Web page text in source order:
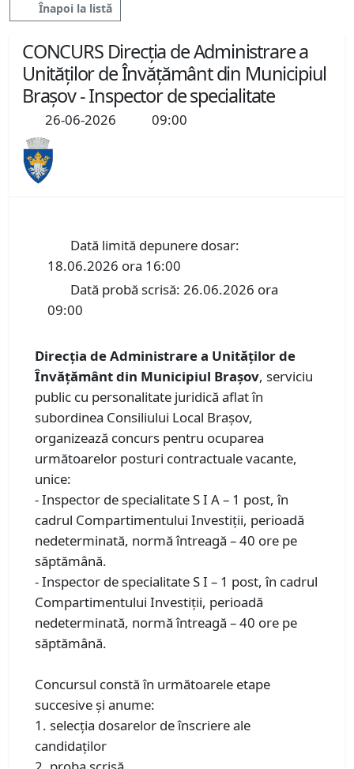
Înapoi la listă
CONCURS Direcția de Administrare a
Unităților de Învățământ din Municipiul
Brașov - Inspector de specialitate
26-06-2026 09:00
Dată limită depunere dosar:
18.06.2026 ora 16:00
Dată probă scrisă: 26.06.2026 ora
09:00
Direcția de Administrare a Unităților de
Învățământ din Municipiul Brașov, serviciu
public cu personalitate juridică aflat în
subordinea Consiliului Local Braşov,
organizează concurs pentru ocuparea
următoarelor posturi contractuale vacante,
unice:
- Inspector de specialitate S I A – 1 post, în
cadrul Compartimentului Investiții, perioadă
nedeterminată, normă întreagă – 40 ore pe
săptămână.
- Inspector de specialitate S I – 1 post, în cadrul
Compartimentului Investiții, perioadă
nedeterminată, normă întreagă – 40 ore pe
săptămână.
Concursul constă în următoarele etape
succesive şi anume:
1. selecţia dosarelor de înscriere ale
candidaţilor